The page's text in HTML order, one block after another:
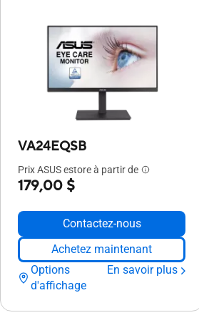
VA24EQSB
Prix ASUS estore à partir de
179,00 $
Contactez-nous
Achetez maintenant
Options
d'affichage
En savoir plus